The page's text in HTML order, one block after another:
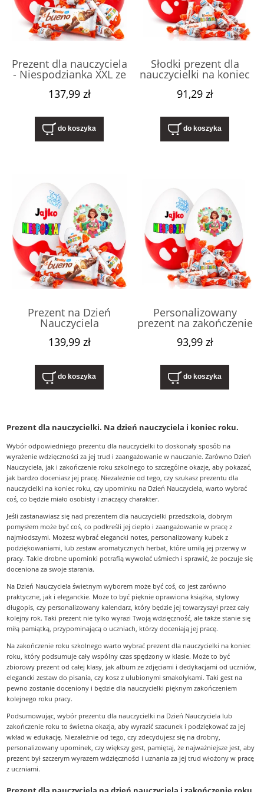
Prezent dla nauczyciela
- Niespodzianka XXL ze
słodyczami. Upominek
na Dzień Nauczyciela i
wychowawczyni w
przedszkolu i szkole
box.
137,99 zł
do koszyka
Słodki prezent dla
nauczycielki na koniec
roku – Niespodzianka
XL 20cm ze słodyczami.
zakończenie
przedszkola i koniec
roku szkolnego.
91,29 zł
do koszyka
Prezent na Dzień
Nauczyciela
personalizowany –
Niespodzianka XXL z
przedszkolanki,
nauczycielki i
wychowawczyni. Box na
139,99 zł
do koszyka
Personalizowany
prezent na zakończenie
szkoły i przedszkola dla
Pań – Niespodzianka XL
roku, koniec
przedszkola, Dzień
Nauczyciela
93,99 zł
do koszyka
Prezent dla nauczycielki. Na dzień nauczyciela i koniec roku.
Wybór odpowiedniego prezentu dla nauczycielki to doskonały sposób na
wyrażenie wdzięczności za jej trud i zaangażowanie w nauczanie. Zarówno Dzień
Nauczyciela, jak i zakończenie roku szkolnego to szczególne okazje, aby pokazać,
jak bardzo doceniasz jej pracę. Niezależnie od tego, czy szukasz prezentu dla
nauczycielki na koniec roku, czy upominku na Dzień Nauczyciela, warto wybrać
coś, co będzie miało osobisty i znaczący charakter.
Jeśli zastanawiasz się nad prezentem dla nauczycielki przedszkola, dobrym
pomysłem może być coś, co podkreśli jej ciepło i zaangażowanie w pracę z
najmłodszymi. Możesz wybrać elegancki notes, personalizowany kubek z
podziękowaniami, lub zestaw aromatycznych herbat, które umilą jej przerwy w
pracy. Takie drobne upominki potrafią wywołać uśmiech i sprawić, że poczuje się
doceniona za swoje starania.
Na Dzień Nauczyciela świetnym wyborem może być coś, co jest zarówno
praktyczne, jak i eleganckie. Może to być pięknie oprawiona książka, stylowy
długopis, czy personalizowany kalendarz, który będzie jej towarzyszył przez cały
kolejny rok. Taki prezent nie tylko wyrazi Twoją wdzięczność, ale także stanie się
miłą pamiątką, przypominającą o uczniach, którzy doceniają jej pracę.
Na zakończenie roku szkolnego warto wybrać prezent dla nauczycielki na koniec
roku, który podsumuje cały wspólny czas spędzony w klasie. Może to być
zbiorowy prezent od całej klasy, jak album ze zdjęciami i dedykacjami od uczniów,
elegancki zestaw do pisania, czy kosz z ulubionymi smakołykami. Taki gest na
pewno zostanie doceniony i będzie dla nauczycielki pięknym zakończeniem
kolejnego roku pracy.
Podsumowując, wybór prezentu dla nauczycielki na Dzień Nauczyciela lub
zakończenie roku to świetna okazja, aby wyrazić szacunek i podziękować za jej
wkład w edukację. Niezależnie od tego, czy zdecydujesz się na drobny,
personalizowany upominek, czy większy gest, pamiętaj, że najważniejsze jest, aby
prezent był szczerym wyrazem wdzięczności i uznania za jej trud włożony w pracę
z uczniami.